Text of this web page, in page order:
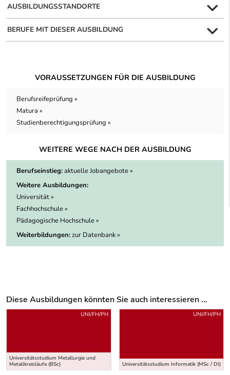
AUSBILDUNGSSTANDORTE
BERUFE MIT DIESER AUSBILDUNG
VORAUSSETZUNGEN FÜR DIE AUSBILDUNG
Berufsreifeprüfung »
Matura »
Studienberechtigungsprüfung »
WEITERE WEGE NACH DER AUSBILDUNG
Berufseinstieg:aktuelle Jobangebote »
Weitere Ausbildungen:
Universität »
Fachhochschule »
Pädagogische Hochschule »
Weiterbildungen:zur Datenbank »
Diese Ausbildungen könnten Sie auch interessieren ...
Uber weitere Ausbildungsvorschläge
Universitätsstudium Metallurgie und
Metallkreisläufe (BSc)
UNI/FH/PH
Universitätsstudium Informatik (MSc / DI)
UNI/FH/PH